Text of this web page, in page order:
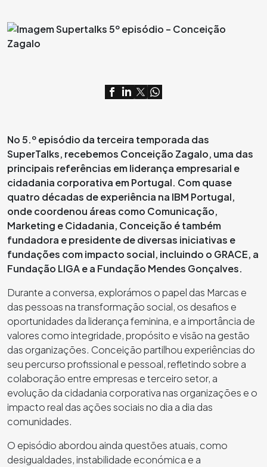
No 5.º episódio da terceira temporada das
SuperTalks, recebemos Conceição Zagalo, uma das
principais referências em liderança empresarial e
cidadania corporativa em Portugal. Com quase
quatro décadas de experiência na IBM Portugal,
onde coordenou áreas como Comunicação,
Marketing e Cidadania, Conceição é também
fundadora e presidente de diversas iniciativas e
fundações com impacto social, incluindo o GRACE, a
Fundação LIGA e a Fundação Mendes Gonçalves.
Durante a conversa, explorámos o papel das Marcas e
das pessoas na transformação social, os desafios e
oportunidades da liderança feminina, e a importância de
valores como integridade, propósito e visão na gestão
das organizações. Conceição partilhou experiências do
seu percurso profissional e pessoal, refletindo sobre a
colaboração entre empresas e terceiro setor, a
evolução da cidadania corporativa nas organizações e o
impacto real das ações sociais no dia a dia das
comunidades.
O episódio abordou ainda questões atuais, como
desigualdades, instabilidade económica e a